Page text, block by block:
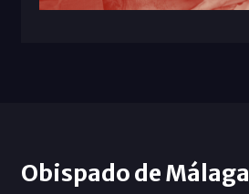
Obispado de Málaga